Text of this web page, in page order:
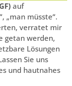
auf
„man müsste“.
verratet mir
getan werden,
Lösungen
Sie uns
und hautnahes